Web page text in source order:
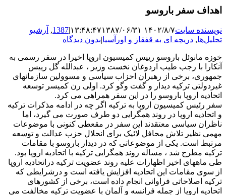
اهداف سفر باروسو
نویسنده سایت۱۴۰۲/۸/۷ ۱۳:۴۸:۴۷ ۱۳۸۷/۰۶/۳۱ |
1387
, آرشیو
تحلیل‌ها, دریچه ای به قفقاز و اورآسیا|بدون دیدگاه
خوزه مانوئل باروسو رییس کمیسیون اروپا اخیرا در سفر رسمی به
آنکارا با رجب طیب اردوغان نخست وزیر ، عبدالله گل رییس
جمهوری، برخی از رهبران احزاب سیاسی و مسوولین سازمانهای
غیردولتی ترکیه دیدار و گفت وگو کرد. اولی رن کمیسر توسعه
اتحادیه اروپا باروسو را در این سفر همراهی می کرد.
سفر رئیس کمیسیون اروپا به ترکیه اگر چه در ادامه مذکرات ترکیه
و اتحادیه اروپا در روند همگرایی دو طرف صورت می گیرد، اما
ناظران سیاسی معتقدند این سفر در مقعطی کنونی با موضوعات
مهمی نظیر تلاش محافل لائیک برای انحلال حزب عدالت و توسعه
مرتبط است. یکی از موضوعاتی که در دیدار باروسو با مقامات
ترکیه مطرح شد ، مساله روند همگرایی ترکیه با اتحادیه اروپا بود.
طی ماههای اخیر اظهارات علیه روند عضویت ترکیه دراتحادیه اروپا
از سوی مقامات این اتحادیه افزایش یافته است و درشرایطی که
ترکیه اصلاحاتی فراوانی انجام داده است، برخی از کشورهای
اتحادیه اروپا از جمله فرانسه و آلمان با عضویت ترکیه مخالفت می